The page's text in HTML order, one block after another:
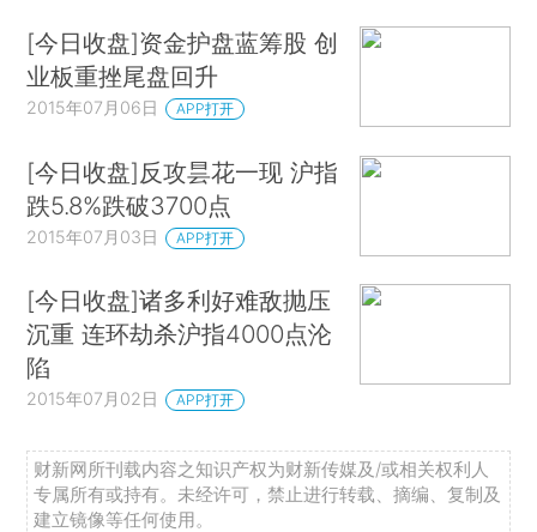
[今日收盘]资金护盘蓝筹股 创
业板重挫尾盘回升
2015年07月06日 APP打开
[今日收盘]反攻昙花一现 沪指
跌5.8%跌破3700点
2015年07月03日 APP打开
[今日收盘]诸多利好难敌抛压
沉重 连环劫杀沪指4000点沦
陷
2015年07月02日 APP打开
财新网所刊载内容之知识产权为财新传媒及/或相关权利人
专属所有或持有。未经许可，禁止进行转载、摘编、复制及
建立镜像等任何使用。